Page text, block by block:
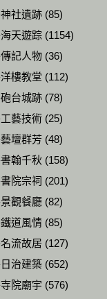
神社遺跡 (85)
海天遊踪 (1154)
傳記人物 (36)
洋樓教堂 (112)
砲台城跡 (78)
工藝技術 (25)
藝壇群芳 (48)
書翰千秋 (158)
書院宗祠 (201)
景觀餐廳 (82)
鐵道風情 (85)
名流故居 (127)
日治建築 (652)
寺院廟宇 (576)